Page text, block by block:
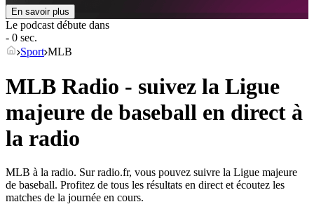
En savoir plus
Le podcast débute dans
- 0 sec.
Sport MLB
MLB Radio - suivez la Ligue
majeure de baseball en direct à
la radio
MLB à la radio. Sur radio.fr, vous pouvez suivre la Ligue majeure
de baseball. Profitez de tous les résultats en direct et écoutez les
matches de la journée en cours.